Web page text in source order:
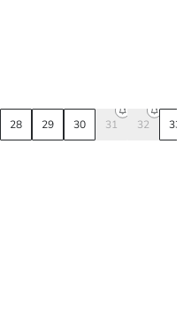
28 29 30 31 32 33